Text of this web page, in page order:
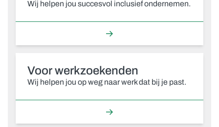
Wij helpen jou succesvol inclusief ondernemen.
Voor werkzoekenden
Wij helpen jou op weg naar werk dat bij je past.